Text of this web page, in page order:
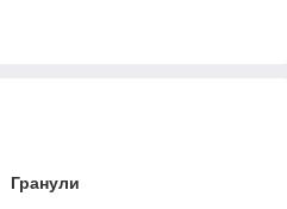
Гранули